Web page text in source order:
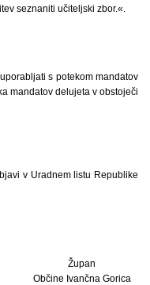
seznaniti učiteljski zbor.«.
s potekom mandatov
mandatov delujeta v obstoječi
v Uradnem listu Republike
Župan
Občine Ivančna Gorica